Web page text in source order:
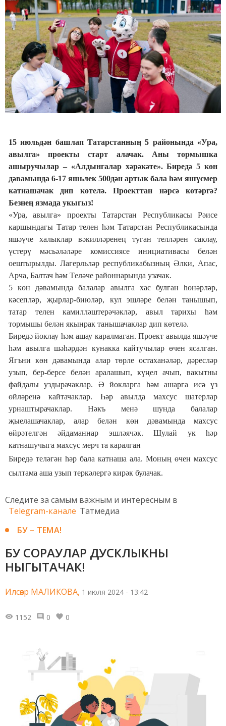
15 июльдән башлап Татарстанның 5 районында «Ура,
авылга» проекты старт алачак. Аны тормышка
ашыручылар –«Алдынгалар хәрәкәте». Биредә 5 көн
дәвамында 6-17 яшьлек 500дән артык бала һәм яшүсмер
катнашачак дип көтелә. Проекттан нәрсә көтәргә?
Безнең язмада укыгыз!
«Ура, авылга» проекты Татарстан Республикасы Рәисе
каршындагы Татар телен һәм Татарстан Республикасында
яшәүче халыклар вәкилләренең туган телләрен саклау,
үстерү мәсьәләләре комиссиясе инициативасы белән
оештырылды. Лагерльләр республикабызның Әлки, Апас,
Арча, Балтач һәм Теләче районнарында узачак.
5 көн дәвамында балалар авылга хас булган һөнәрләр,
кәсепләр, җырлар-биюләр, кул эшләре белән танышып,
татар телен камилләштерәчәкләр, авыл тарихы һәм
тормышы белән якынрак танышачаклар дип көтелә.
Биредә йоклау һәм ашау каралмаган. Проект авылда яшәүче
һәм авылга шәһәрдән кунакка кайтучылар өчен ясалган.
Ягъни көн дәвамында алар төрле остаханәләр, дәресләр
узып, бер-берсе белән аралашып, күңел ачып, вакытны
файдалы уздырачаклар. Ә йокларга һәм ашарга исә үз
өйләренә кайтачаклар. Һәр авылда махсус шатерлар
урнаштырачаклар. Нәкъ менә шунда балалар
җыелашачаклар, алар белән көн дәвамында махсус
өйрәтелгән әйдаманнар эшләячәк. Шулай ук һәр
катнашучыга махсус мерч та каралган
Биредә теләгән һәр бала катнаша ала. Моның өчен махсус
сылтама аша узып теркәлергә кирәк булачак.
Следите за самым важным и интересным в
Telegram-канале Татмедиа
БУ – ТЕМА!
БУ СОРАУЛАР ДУСКЛЫКНЫ
НЫГЫТАЧАК!
Илсөяр МАЛИКОВА, 1 июля 2024 - 13:42
1152 0 0